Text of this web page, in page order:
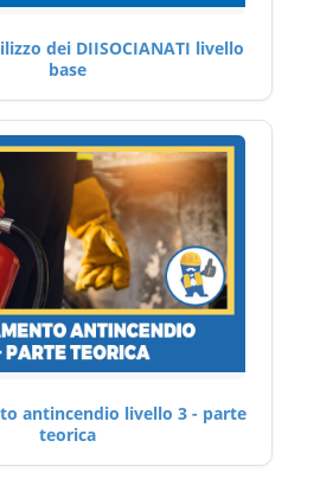
dei DIISOCIANATI livello
base
antincendio livello 3 - parte
teorica